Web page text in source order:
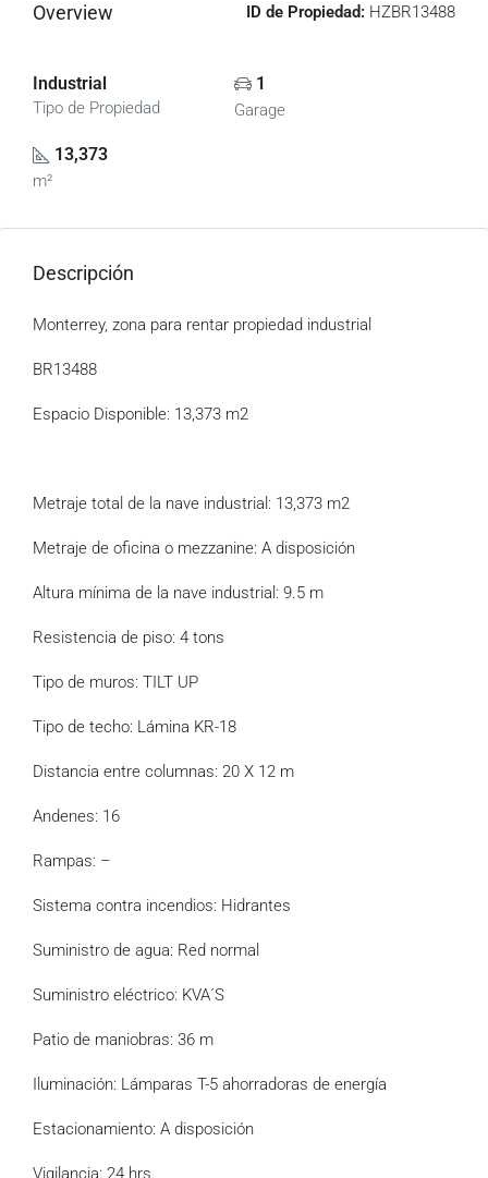
Overview ID de Propiedad: HZBR13488
Industrial
Tipo de Propiedad
1
Garage
13,373
m²
Descripción
Monterrey, zona para rentar propiedad industrial
BR13488
Espacio Disponible: 13,373 m2
Metraje total de la nave industrial: 13,373 m2
Metraje de oficina o mezzanine: A disposición
Altura mínima de la nave industrial: 9.5 m
Resistencia de piso: 4 tons
Tipo de muros: TILT UP
Tipo de techo: Lámina KR-18
Distancia entre columnas: 20 X 12 m
Andenes: 16
Rampas: –
Sistema contra incendios: Hidrantes
Suministro de agua: Red normal
Suministro eléctrico: KVA´S
Patio de maniobras: 36 m
Iluminación: Lámparas T-5 ahorradoras de energía
Estacionamiento: A disposición
Vigilancia: 24 hrs